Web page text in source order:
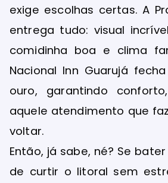
exige escolhas certas. A
entrega tudo: visual
comidinha boa e clima
Nacional Inn Guarujá
ouro, garantindo
aquele atendimento que
voltar.
Então, já sabe, né? Se
de curtir o litoral sem